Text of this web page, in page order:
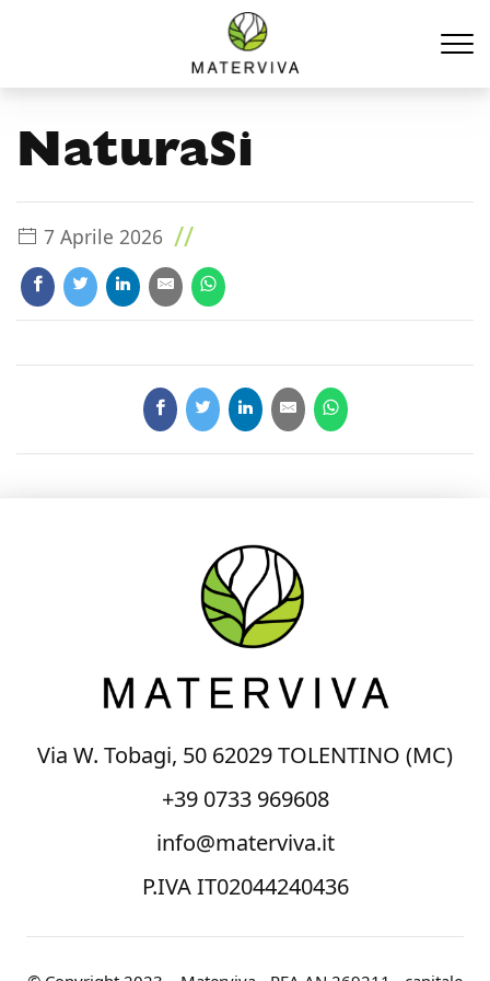
NaturaSi
7 Aprile 2026 //
Via W. Tobagi, 50 62029 TOLENTINO (MC)
+39 0733 969608
info@materviva.it
P.IVA IT02044240436